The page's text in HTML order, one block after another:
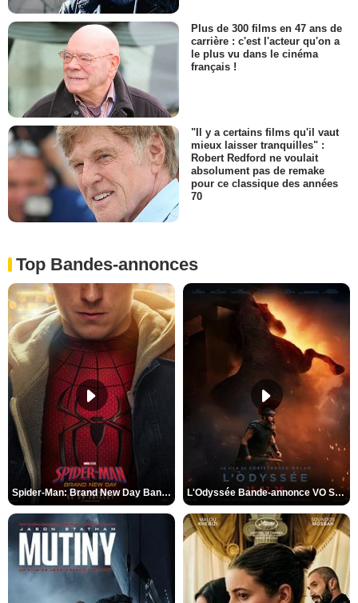
Plus de 300 films en 47 ans de
carrière : c'est l'acteur qu'on a
le plus vu dans le cinéma
français !
"Il y a certains films qu'il vaut
mieux laisser tranquilles" :
Robert Redford ne voulait
absolument pas de remake
pour ce classique des années
70
Top Bandes-annonces
Spider-Man: Brand New Day Bande-annonce VO STFR L'Odyssée Bande-annonce VO STFR